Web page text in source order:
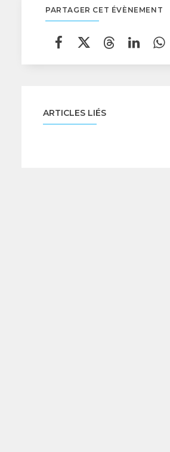
PARTAGER CET ÉVÈNEMENT
ARTICLES LIÉS